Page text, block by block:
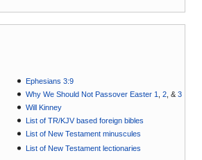
Ephesians 3:9
Why We Should Not Passover Easter 1
,2 , &3
Will Kinney
List of TR/KJV based foreign bibles
List of New Testament minuscules
List of New Testament lectionaries